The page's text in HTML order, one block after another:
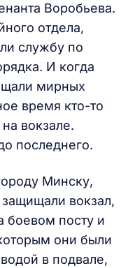
Воробьева.
отдела,
службу по
И когда
мирных
время кто-то
вокзале.
последнего.
Минску,
вокзал,
боевом посту и
они были
в подвале,